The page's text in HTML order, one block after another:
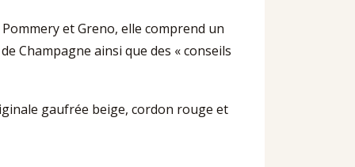
et Greno, elle comprend un
Champagne ainsi que des « conseils
gaufrée beige, cordon rouge et